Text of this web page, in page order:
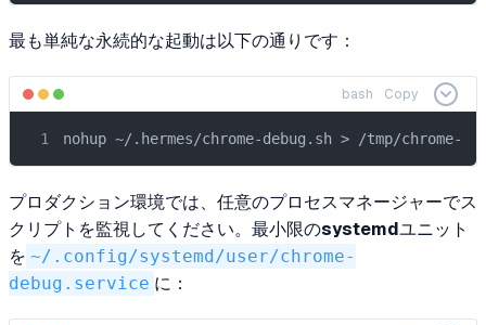
最も単純な永続的な起動は以下の通りです：
bash Copy
nohup ~/.hermes/chrome-debug.sh > /tmp/chrome-
プロダクション環境では、任意のプロセスマネージャーでス
クリプトを監視してください。最小限のsystemdユニット
を ~/.config/systemd/user/chrome-
debug.service に：